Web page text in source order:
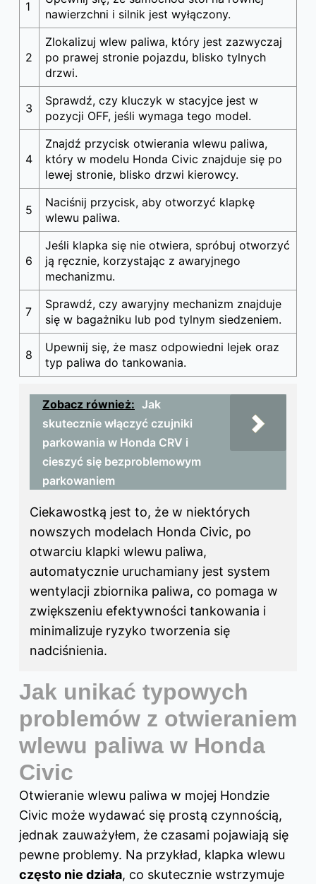
1
nawierzchni i silnik jest wyłączony.
2
Zlokalizuj wlew paliwa, który jest zazwyczaj
po prawej stronie pojazdu, blisko tylnych
drzwi.
3
Sprawdź, czy kluczyk w stacyjce jest w
pozycji OFF, jeśli wymaga tego model.
4
Znajdź przycisk otwierania wlewu paliwa,
który w modelu Honda Civic znajduje się po
lewej stronie, blisko drzwi kierowcy.
5
Naciśnij przycisk, aby otworzyć klapkę
wlewu paliwa.
6
Jeśli klapka się nie otwiera, spróbuj otworzyć
ją ręcznie, korzystając z awaryjnego
mechanizmu.
7
Sprawdź, czy awaryjny mechanizm znajduje
się w bagażniku lub pod tylnym siedzeniem.
8
Upewnij się, że masz odpowiedni lejek oraz
typ paliwa do tankowania.
Zobacz również: Jak
skutecznie włączyć czujniki
parkowania w Honda CRV i
cieszyć się bezproblemowym
parkowaniem
Ciekawostką jest to, że w niektórych
nowszych modelach Honda Civic, po
otwarciu klapki wlewu paliwa,
automatycznie uruchamiany jest system
wentylacji zbiornika paliwa, co pomaga w
zwiększeniu efektywności tankowania i
minimalizuje ryzyko tworzenia się
nadciśnienia.
Jak unikać typowych
problemów z otwieraniem
wlewu paliwa w Honda
Civic
Otwieranie wlewu paliwa w mojej Hondzie
Civic może wydawać się prostą czynnością,
jednak zauważyłem, że czasami pojawiają się
pewne problemy. Na przykład, klapka wlewu
często nie działa, co skutecznie wstrzymuje